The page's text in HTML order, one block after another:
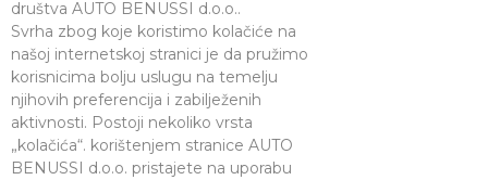
društva AUTO BENUSSI d.o.o..
Svrha zbog koje koristimo kolačiće na
našoj internetskoj stranici je da pružimo
korisnicima bolju uslugu na temelju
njihovih preferencija i zabilježenih
aktivnosti. Postoji nekoliko vrsta
„kolačića“. korištenjem stranice AUTO
BENUSSI d.o.o. pristajete na uporabu